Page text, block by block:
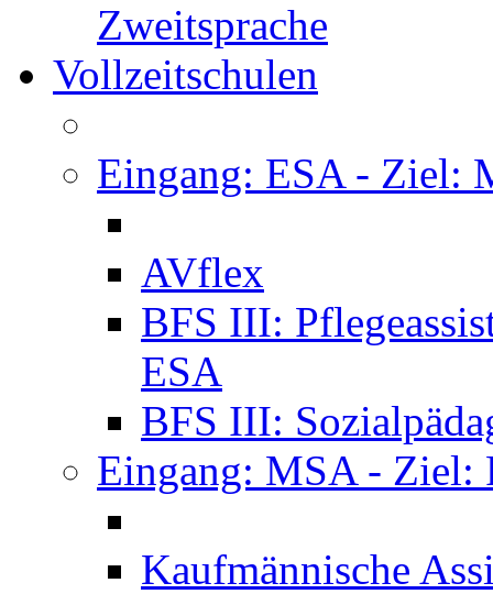
Zweitsprache
Vollzeitschulen
Eingang: ESA - Ziel:
AVflex
BFS III:
ESA
BFS III:
Eingang: MSA - Ziel:
Kaufmännische